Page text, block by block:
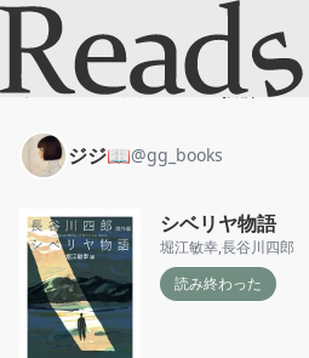
ジジ📖" シベリヤ物語"
ホーム ジジ📖 投稿
ジジ📖@gg_books
シベリヤ物語
堀江敏幸,長谷川四郎
読み終わった